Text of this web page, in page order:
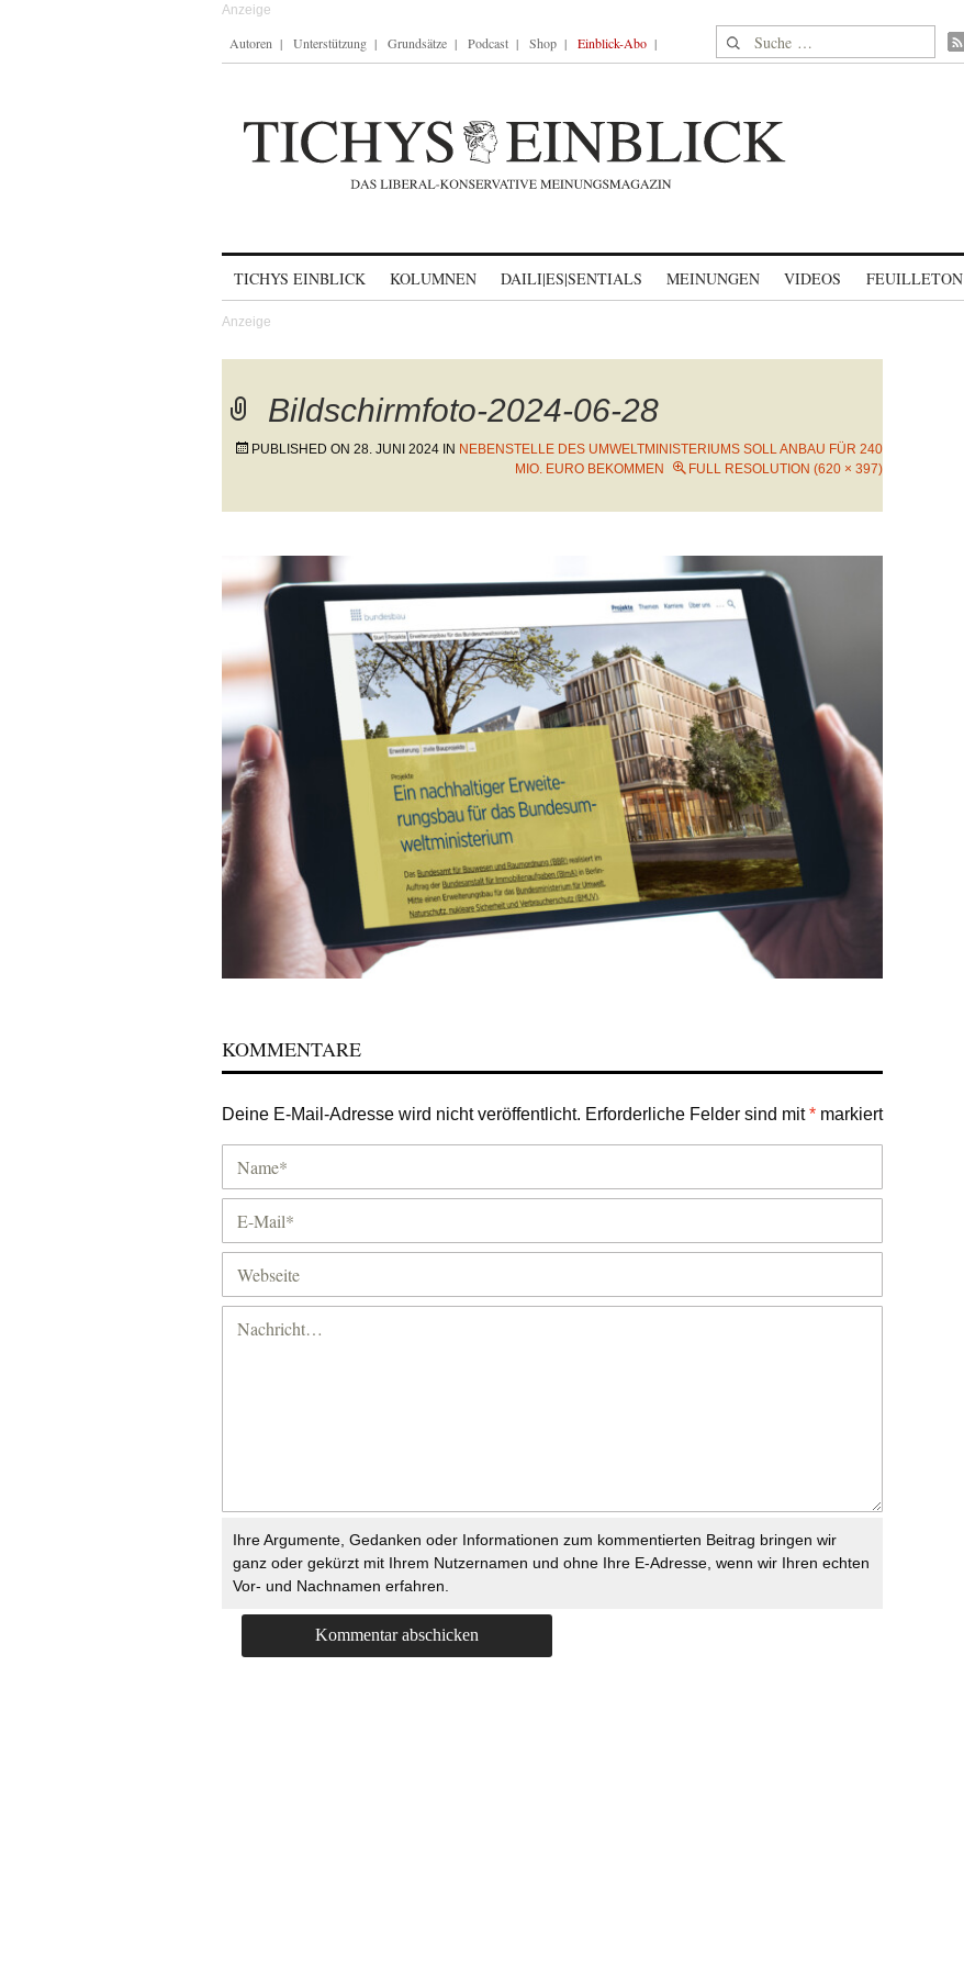
Autoren Unterstützung Grundsätze Podcast Shop Einblick-Abo Suche nach:
TICHYS EINBLICK KOLUMNEN DAILI|ES|SENTIALS MEINUNGEN VIDEOS FEUILLETON
Bildschirmfoto-2024-06-28
PUBLISHED ON 28. JUNI 2024 IN NEBENSTELLE DES UMWELTMINISTERIUMS SOLL ANBAU FÜR 240
MIO. EURO BEKOMMEN
FULL RESOLUTION (620 × 397)
KOMMENTARE
Deine E-Mail-Adresse wird nicht veröffentlicht. Erforderliche Felder sind mit* markiert
Ihre Argumente, Gedanken oder Informationen zum kommentierten Beitrag bringen wir
ganz oder gekürzt mit Ihrem Nutzernamen und ohne Ihre E-Adresse, wenn wir Ihren echten
Vor- und Nachnamen erfahren.